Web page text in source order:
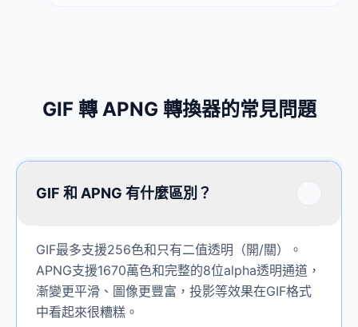
GIF 轉 APNG 轉換器的常見問題
GIF 和 APNG 有什麼區別？
GIF最多支援256色和只有二值透明（開/關）。
APNG支援1670萬色和完整的8位alpha透明通道，
漸變更平滑、圖像更豐富，投影等效果在GIF格式
中看起來很糟糕。